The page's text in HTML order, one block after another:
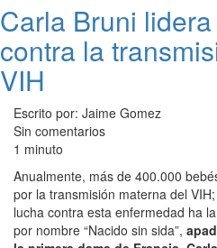
Carla Bruni
contra la
VIH
Escrito por: Jaime Gomez
Sin comentarios
1 minuto
Anualmente, más de 400.000
por la transmisión materna del
lucha contra esta enfermedad ha
por nombre “Nacido sin sida”,